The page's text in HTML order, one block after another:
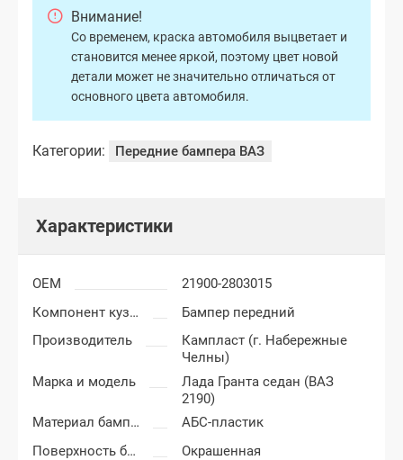
Внимание!
Со временем, краска автомобиля выцветает и
становится менее яркой, поэтому цвет новой
детали может не значительно отличаться от
основного цвета автомобиля.
Категории: Передние бампера ВАЗ
Характеристики
OEM
21900-2803015
Компонент кузова
Бампер передний
Производитель
Кампласт (г. Набережные
Челны)
Марка и модель
Лада Гранта седан (ВАЗ
2190)
Материал бампера
АБС-пластик
Поверхность бампера
Окрашенная